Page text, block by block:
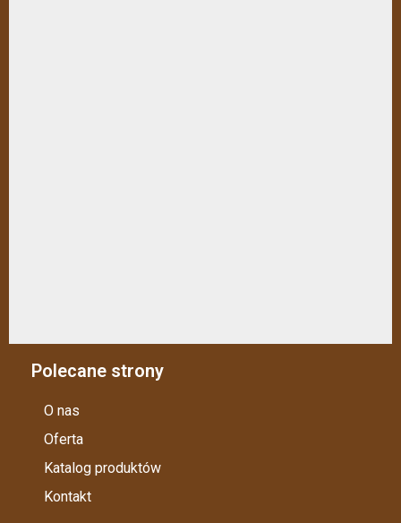
Polecane strony
O nas
Oferta
Katalog produktów
Kontakt